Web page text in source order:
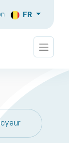
FR